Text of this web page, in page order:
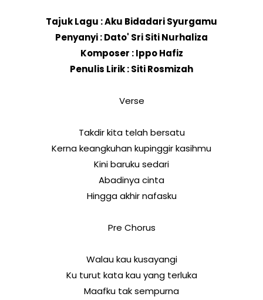
Tajuk Lagu : Aku Bidadari Syurgamu
Penyanyi : Dato' Sri Siti Nurhaliza
Komposer : Ippo Hafiz
Penulis Lirik : Siti Rosmizah
Verse
Takdir kita telah bersatu
Kerna keangkuhan kupinggir kasihmu
Kini baruku sedari
Abadinya cinta
Hingga akhir nafasku
Pre Chorus
Walau kau kusayangi
Ku turut kata kau yang terluka
Maafku tak sempurna